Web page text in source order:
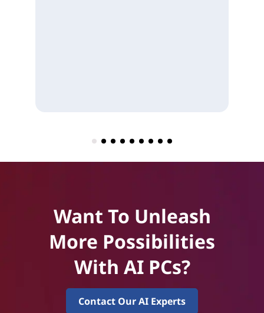
Want To Unleash
More Possibilities
With AI PCs?
Contact Our AI Experts